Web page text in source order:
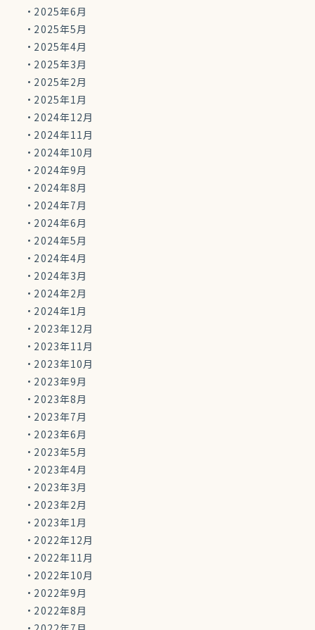
2025年6月
2025年5月
2025年4月
2025年3月
2025年2月
2025年1月
2024年12月
2024年11月
2024年10月
2024年9月
2024年8月
2024年7月
2024年6月
2024年5月
2024年4月
2024年3月
2024年2月
2024年1月
2023年12月
2023年11月
2023年10月
2023年9月
2023年8月
2023年7月
2023年6月
2023年5月
2023年4月
2023年3月
2023年2月
2023年1月
2022年12月
2022年11月
2022年10月
2022年9月
2022年8月